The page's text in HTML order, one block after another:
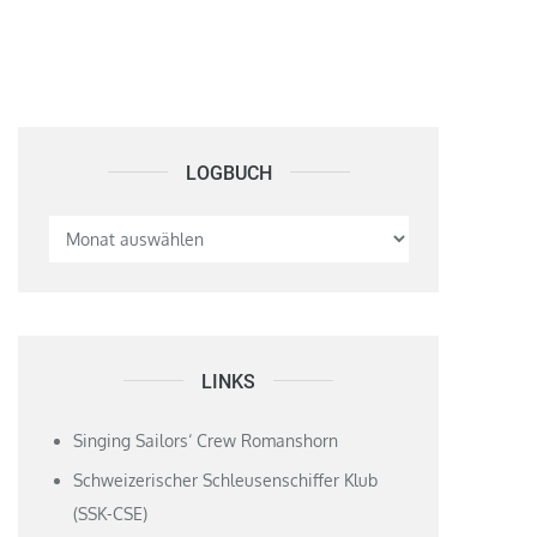
LOGBUCH Logbuch
LINKS
Singing Sailors‘ Crew Romanshorn
Schweizerischer Schleusenschiffer Klub
(SSK-CSE)